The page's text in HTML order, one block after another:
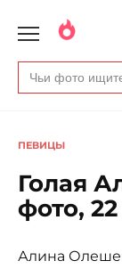
Search
for:
ПЕВИЦЫ
Голая
фото,
Алина